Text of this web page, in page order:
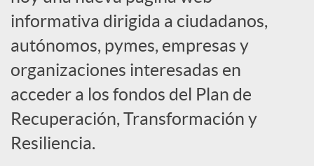
i
a
l
informativa dirigida a ciudadanos,
autónomos, pymes, empresas y
organizaciones interesadas en
acceder a los fondos del Plan de
Recuperación, Transformación y
Resiliencia.